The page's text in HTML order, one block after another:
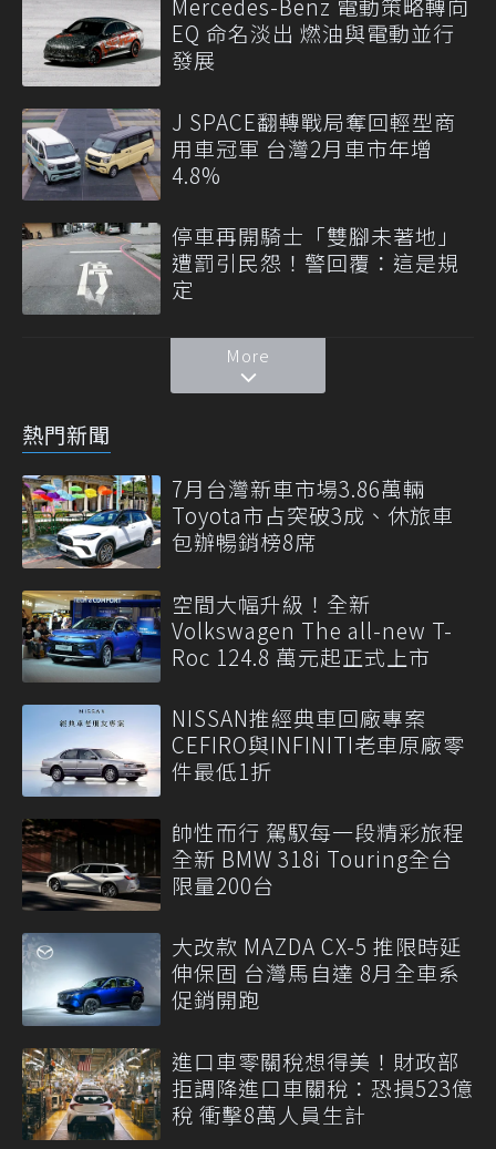
Mercedes-Benz 電動策略轉向
EQ 命名淡出 燃油與電動並行
發展
J SPACE翻轉戰局奪回輕型商
用車冠軍 台灣2月車市年增
4.8%
停車再開騎士「雙腳未著地」
遭罰引民怨！警回覆：這是規
定
More
熱門新聞
7月台灣新車市場3.86萬輛
Toyota市占突破3成、休旅車
包辦暢銷榜8席
空間大幅升級！全新
Volkswagen The all-new T-
Roc 124.8 萬元起正式上市
NISSAN推經典車回廠專案
CEFIRO與INFINITI老車原廠零
件最低1折
帥性而行 駕馭每一段精彩旅程
全新 BMW 318i Touring全台
限量200台
大改款 MAZDA CX-5 推限時延
伸保固 台灣馬自達 8月全車系
促銷開跑
進口車零關稅想得美！財政部
拒調降進口車關稅：恐損523億
稅 衝擊8萬人員生計